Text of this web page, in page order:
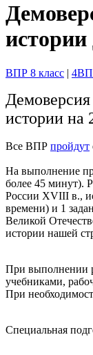
истории
ВПР 8 класс |
истории на
Все ВПР пройдут
На выполнение
более 45 минут).
России XVIII в.,
времени) и 1
Великой
истории нашей
При выполнении
учебниками,
При
Специальная